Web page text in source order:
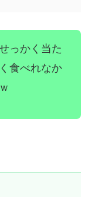
っかく当た
食べれなか